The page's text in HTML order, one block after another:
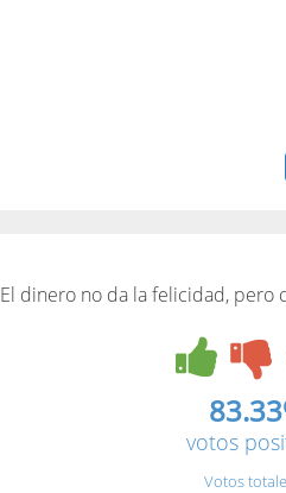
El dinero no da la felicidad, pero
votos
Votos